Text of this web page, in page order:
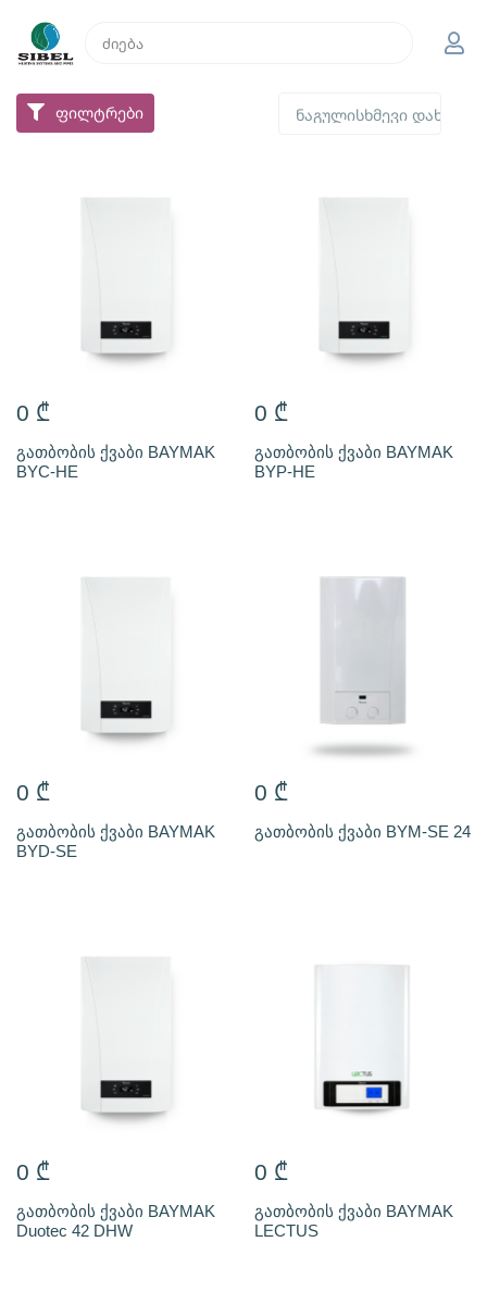
ფილტრები
0 ₾
გათბობის ქვაბი BAYMAK
BYC-HE
0 ₾
გათბობის ქვაბი BAYMAK
BYP-HE
0 ₾
გათბობის ქვაბი BAYMAK
BYD-SE
0 ₾
გათბობის ქვაბი BYM-SE 24
0 ₾
გათბობის ქვაბი BAYMAK
Duotec 42 DHW
0 ₾
გათბობის ქვაბი BAYMAK
LECTUS